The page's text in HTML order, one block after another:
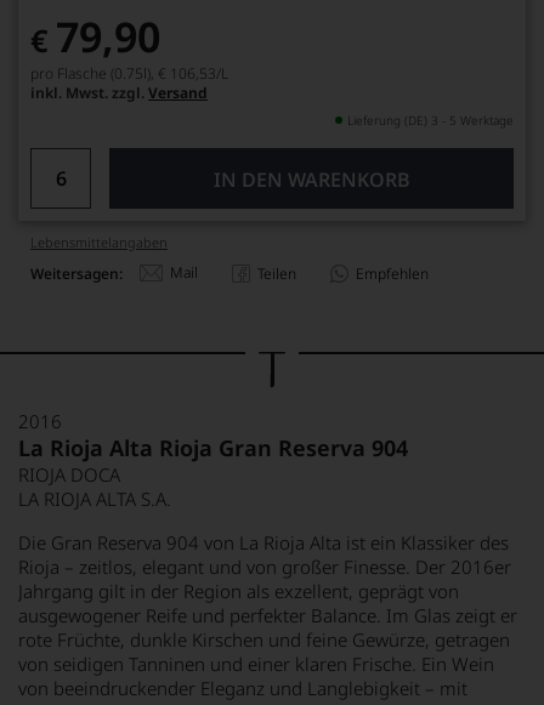
€ 79,90
pro Flasche (0.75l), € 106,53/L
inkl. Mwst. zzgl. Versand
Lieferung (DE) 3 - 5 Werktage
IN DEN WARENKORB
Lebensmittel­angaben
Weitersagen: Mail Teilen Empfehlen
2016
La Rioja Alta Rioja Gran Reserva 904
RIOJA DOCA
LA RIOJA ALTA S.A.
Die Gran Reserva 904 von La Rioja Alta ist ein Klassiker des
Rioja – zeitlos, elegant und von großer Finesse. Der 2016er
Jahrgang gilt in der Region als exzellent, geprägt von
ausgewogener Reife und perfekter Balance. Im Glas zeigt er
rote Früchte, dunkle Kirschen und feine Gewürze, getragen
von seidigen Tanninen und einer klaren Frische. Ein Wein
von beeindruckender Eleganz und Langlebigkeit – mit